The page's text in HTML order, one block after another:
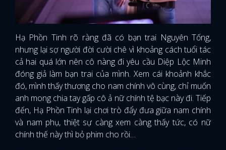
Hạ Phồn Tinh rõ ràng đã có bạn trai Nguyên Tống,
nhưng lại sợ người đời cười chê vì khoảng cách tuổi tác
cả hai quá lớn nên cô nàng đi yêu cầu Diệp Lộc Minh
đóng giả làm bạn trai của mình. Xem cái khoảnh khắc
đó, mình thấy thương cho nam chính vô cùng, chỉ muốn
anh mong chia tay gấp cô ả nữ chính tệ bạc này đi. Tiếp
đến, Hạ Phồn Tinh lại chơi trò đẩy đưa giữa nam chính
và nam phụ, thiệt sự càng xem càng thấy tức, có nữ
chính thế này thì bỏ phim cho rồi…